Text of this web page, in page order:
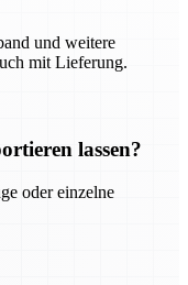
und weitere
mit Lieferung.
lassen?
oder einzelne